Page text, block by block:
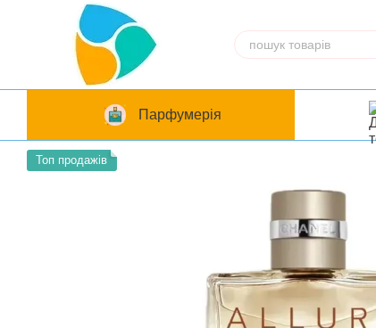
Перейти до основного контенту
Парфумерія
Топ продажів